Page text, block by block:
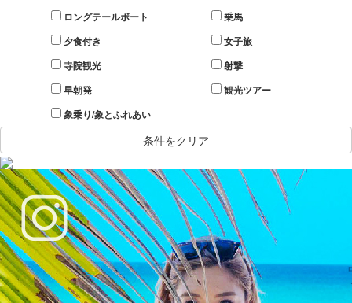
ロングテールボート
乗馬
夕食付き
女子旅
寺院観光
射撃
早朝発
観光ツアー
象乗り/象とふれあい
条件をクリア